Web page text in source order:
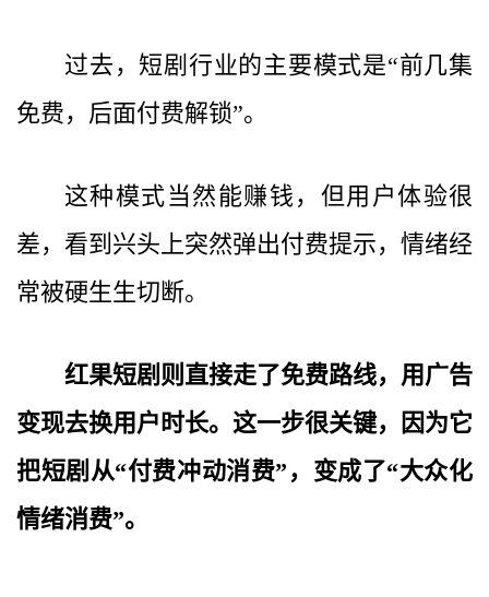
过去，短剧行业的主要模式是“前几集
免费，后面付费解锁”。
这种模式当然能赚钱，但用户体验很
差，看到兴头上突然弹出付费提示，情绪经
常被硬生生切断。
红果短剧则直接走了免费路线，用广告
变现去换用户时长。这一步很关键，因为它
把短剧从“付费冲动消费”，变成了“大众化
情绪消费”。